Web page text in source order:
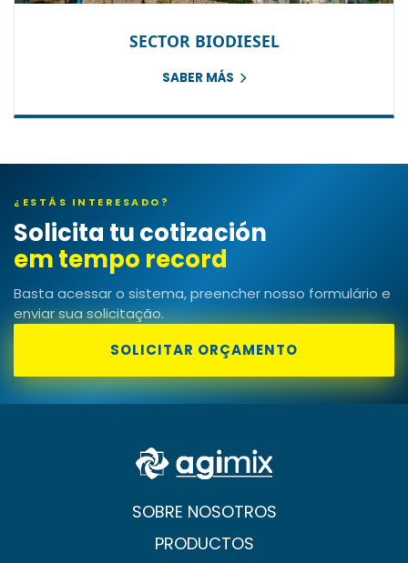
SECTOR BIODIESEL
SABER MÁS
¿ESTÁS INTERESADO?
Solicita tu cotización
em tempo recorde!
Basta acessar o sistema, preencher nosso formulário e
enviar sua solicitação.
SOLICITAR ORÇAMENTO
SOBRE NOSOTROS
PRODUCTOS